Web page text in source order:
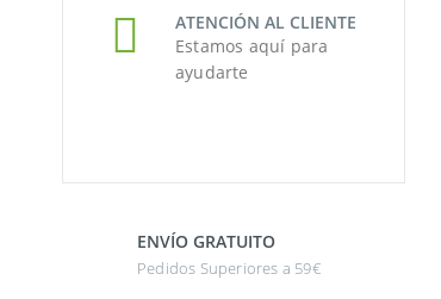
ATENCIÓN AL CLIENTE
Estamos aquí para
ayudarte
ENVÍO GRATUITO
Pedidos Superiores a 59€